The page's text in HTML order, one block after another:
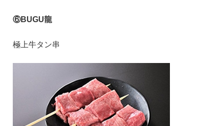
⑥BUGU龍
極上牛タン串